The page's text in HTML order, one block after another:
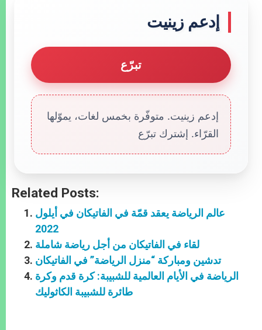
إدعم زينيت
تبرّع
إدعم زينيت. متوفّرة بخمس لغات، يموّلها
القرّاء. إشترك تبرّع
Related Posts:
عالم الرياضة يعقد قمّة في الفاتيكان في أيلول
2022
لقاء في الفاتيكان من أجل رياضة شاملة
تدشين ومباركة “منزل الرياضة” في الفاتيكان
الرياضة في الأيام العالمية للشبيبة: كرة قدم وكرة
طائرة للشبيبة الكاثوليك